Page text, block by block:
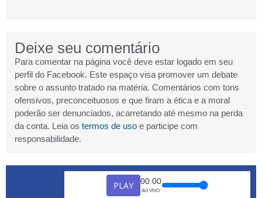
Deixe seu comentário
Para comentar na página você deve estar logado em seu
perfil do Facebook. Este espaço visa promover um debate
sobre o assunto tratado na matéria. Comentários com tons
ofensivos, preconceituosos e que firam a ética e a moral
poderão ser denunciados, acarretando até mesmo na perda
da conta. Leia os termos de uso e participe com
responsabilidade.
PLAY 00:00
AO VIVO